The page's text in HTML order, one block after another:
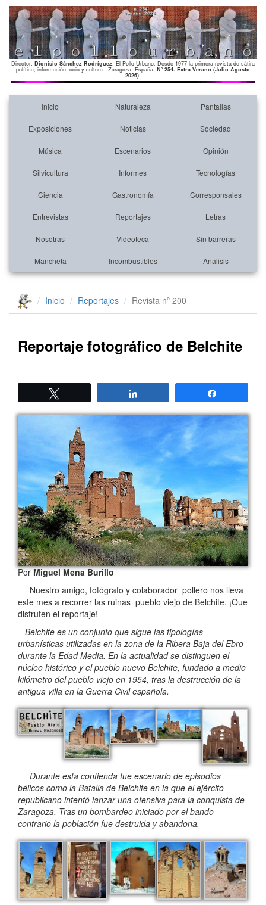
Director: Dionisio Sánchez Rodríguez. El Pollo Urbano. Desde 1977 la primera revista de sátira
política, información, ocio y cultura . Zaragoza. España. Nº 254. Extra Verano (Julio Agosto
2026).
Inicio Naturaleza Pantallas
Exposiciones Noticias Sociedad
Música Escenarios Opinión
Silvicultura Informes Tecnologías
Ciencia Gastronomía Corresponsales
Entrevistas Reportajes Letras
Nosotras Videoteca Sin barreras
Mancheta Incombustibles Análisis
Inicio Reportajes Revista nº 200
Reportaje fotográfico de Belchite
PorMiguel Mena Burillo
Nuestro amigo, fotógrafo y colaborador pollero nos lleva
este mes a recorrer las ruinas pueblo viejo de Belchite. ¡Que
disfruten el reportaje!
Belchite es un conjunto que sigue las tipologías
urbanísticas utilizadas en la zona de la Ribera Baja del Ebro
durante la Edad Media. En la actualidad se distinguen el
núcleo histórico y el pueblo nuevo Belchite, fundado a medio
kilómetro del pueblo viejo en 1954, tras la destrucción de la
antigua villa en la Guerra Civil española.
Durante esta contienda fue escenario de episodios
bélicos como la Batalla de Belchite en la que el ejército
republicano intentó lanzar una ofensiva para la conquista de
Zaragoza. Tras un bombardeo iniciado por el bando
contrario la población fue destruida y abandona.